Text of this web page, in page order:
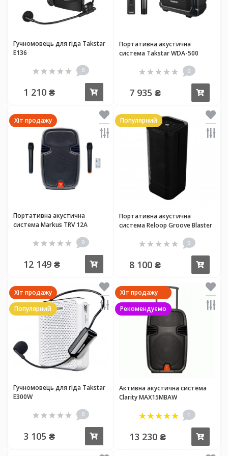
Гучномовець для гіда Takstar
E136
0
1 210 ₴
Портативна акустична
система Takstar WDA-500
0
7 935 ₴
Хіт продажу
Портативна акустична
система Markus TRV 12A
0
12 149 ₴
Популярний
Портативна акустична
система Reloop Groove Blaster
0
8 100 ₴
Хіт продажу
Популярний
Гучномовець для гіда Takstar
E300W
0
3 105 ₴
Хіт продажу
Рекомендуємо
Активна акустична система
Clarity MAX15MBAW
1
13 230 ₴